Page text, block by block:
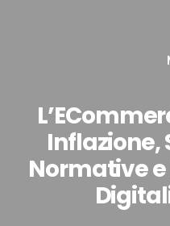
Inflazione,
Normative e